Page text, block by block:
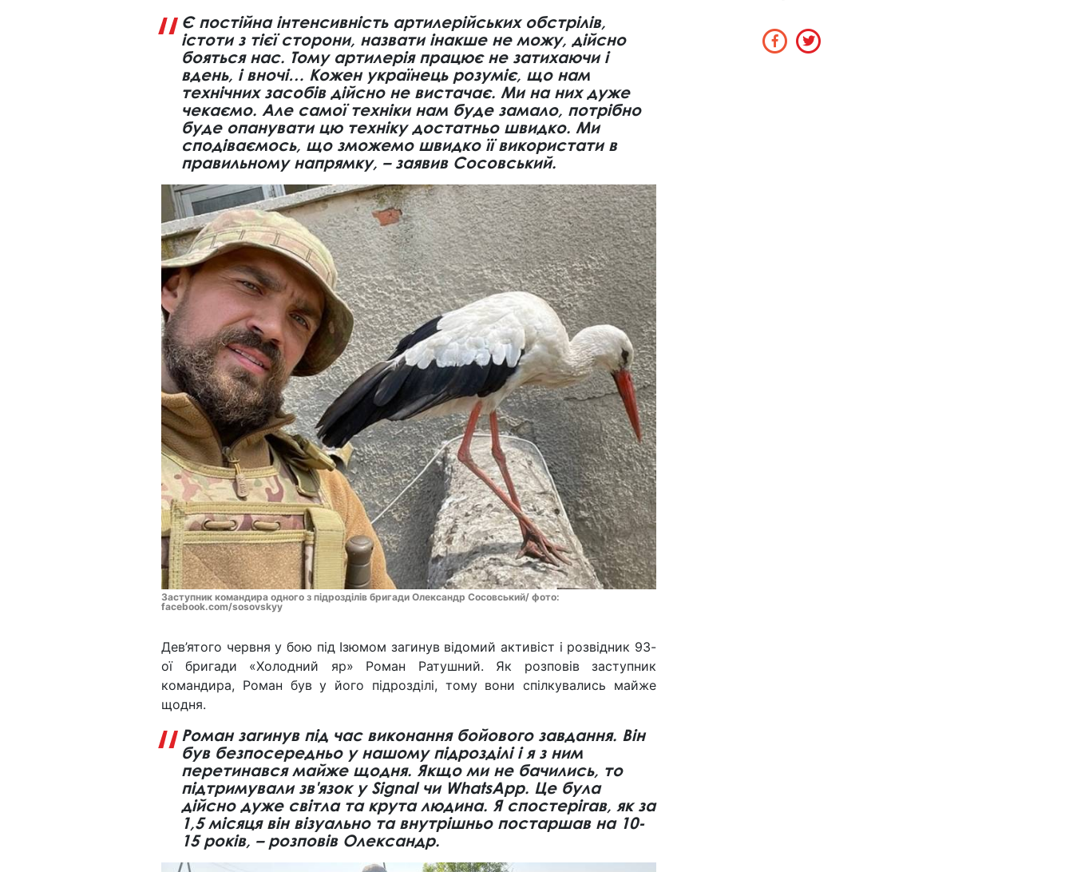
Є постійна інтенсивність артилерійських обстрілів,
істоти з тієї сторони, назвати інакше не можу, дійсно
бояться нас. Тому артилерія працює не затихаючи і
вдень, і вночі… Кожен українець розуміє, що нам
технічних засобів дійсно не вистачає. Ми на них дуже
чекаємо. Але самої техніки нам буде замало, потрібно
буде опанувати цю техніку достатньо швидко. Ми
сподіваємось, що зможемо швидко її використати в
правильному напрямку, – заявив Сосовський.
Заступник командира одного з підрозділів бригади Олександр Сосовський/ фото:
facebook.com/sosovskyy
Дев’ятого червня у бою під Ізюмом загинув відомий активіст і розвідник 93-
ої бригади «Холодний яр» Роман Ратушний. Як розповів заступник
командира, Роман був у його підрозділі, тому вони спілкувались майже
щодня.
Роман загинув під час виконання бойового завдання. Він
був безпосередньо у нашому підрозділі і я з ним
перетинався майже щодня. Якщо ми не бачились, то
підтримували зв'язок у Signal чи WhatsApp. Це була
дійсно дуже світла та крута людина. Я спостерігав, як за
1,5 місяця він візуально та внутрішньо постаршав на 10-
15 років, – розповів Олександр.